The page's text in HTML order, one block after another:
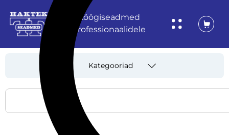
Köögiseadmed
professionaalidele
Kategooriad